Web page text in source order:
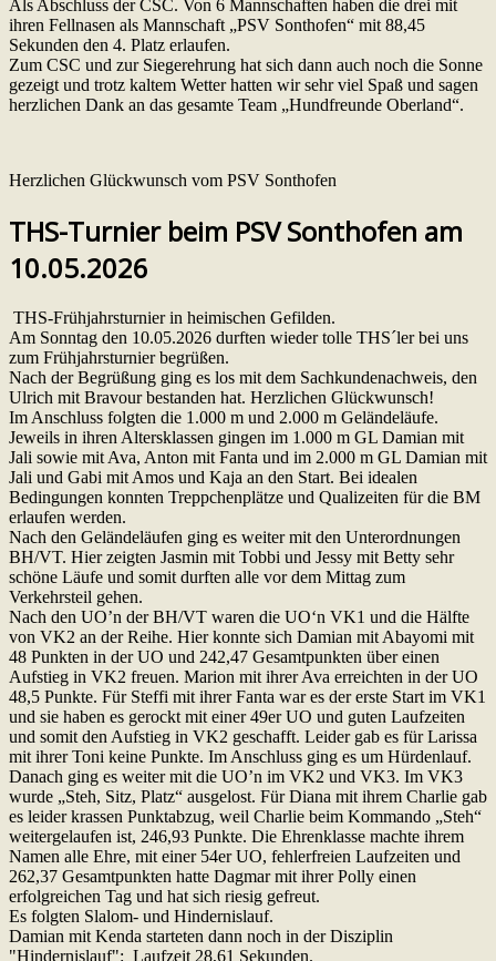
Als Abschluss der CSC. Von 6 Mannschaften haben die drei mit
ihren Fellnasen als Mannschaft „PSV Sonthofen“ mit 88,45
Sekunden den 4. Platz erlaufen.
Zum CSC und zur Siegerehrung hat sich dann auch noch die Sonne
gezeigt und trotz kaltem Wetter hatten wir sehr viel Spaß und sagen
herzlichen Dank an das gesamte Team „Hundfreunde Oberland“.
Herzlichen Glückwunsch vom PSV Sonthofen
THS-Turnier beim PSV Sonthofen am
10.05.2026
THS-Frühjahrsturnier in heimischen Gefilden.
Am Sonntag den 10.05.2026 durften wieder tolle THS´ler bei uns
zum Frühjahrsturnier begrüßen.
Nach der Begrüßung ging es los mit dem Sachkundenachweis, den
Ulrich mit Bravour bestanden hat. Herzlichen Glückwunsch!
Im Anschluss folgten die 1.000 m und 2.000 m Geländeläufe.
Jeweils in ihren Altersklassen gingen im 1.000 m GL Damian mit
Jali sowie mit Ava, Anton mit Fanta und im 2.000 m GL Damian mit
Jali und Gabi mit Amos und Kaja an den Start. Bei idealen
Bedingungen konnten Treppchenplätze und Qualizeiten für die BM
erlaufen werden.
Nach den Geländeläufen ging es weiter mit den Unterordnungen
BH/VT. Hier zeigten Jasmin mit Tobbi und Jessy mit Betty sehr
schöne Läufe und somit durften alle vor dem Mittag zum
Verkehrsteil gehen.
Nach den UO’n der BH/VT waren die UO‘n VK1 und die Hälfte
von VK2 an der Reihe. Hier konnte sich Damian mit Abayomi mit
48 Punkten in der UO und 242,47 Gesamtpunkten über einen
Aufstieg in VK2 freuen. Marion mit ihrer Ava erreichten in der UO
48,5 Punkte. Für Steffi mit ihrer Fanta war es der erste Start im VK1
und sie haben es gerockt mit einer 49er UO und guten Laufzeiten
und somit den Aufstieg in VK2 geschafft. Leider gab es für Larissa
mit ihrer Toni keine Punkte. Im Anschluss ging es um Hürdenlauf.
Danach ging es weiter mit die UO’n im VK2 und VK3. Im VK3
wurde „Steh, Sitz, Platz“ ausgelost. Für Diana mit ihrem Charlie gab
es leider krassen Punktabzug, weil Charlie beim Kommando „Steh“
weitergelaufen ist, 246,93 Punkte. Die Ehrenklasse machte ihrem
Namen alle Ehre, mit einer 54er UO, fehlerfreien Laufzeiten und
262,37 Gesamtpunkten hatte Dagmar mit ihrer Polly einen
erfolgreichen Tag und hat sich riesig gefreut.
Es folgten Slalom- und Hindernislauf.
Damian mit Kenda starteten dann noch in der Disziplin
"Hindernislauf": Laufzeit 28,61 Sekunden.